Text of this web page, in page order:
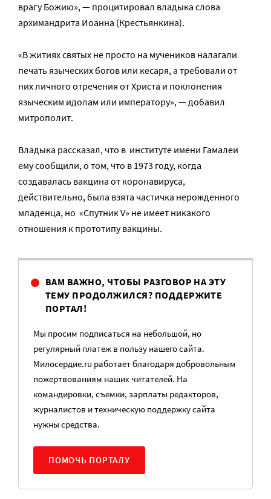
врагу Божию», — процитировал владыка слова
архимандрита Иоанна (Крестьянкина).
«В житиях святых не просто на мучеников налагали
печать языческих богов или кесаря, а требовали от
них личного отречения от Христа и поклонения
языческим идолам или императору», — добавил
митрополит.
Владыка рассказал, что в институте имени Гамалеи
ему сообщили, о том, что в 1973 году, когда
создавалась вакцина от коронавируса,
действительно, была взята частичка нерожденного
младенца, но «Спутник V» не имеет никакого
отношения к прототипу вакцины.
ВАМ ВАЖНО, ЧТОБЫ РАЗГОВОР НА ЭТУ
ТЕМУ ПРОДОЛЖИЛСЯ? ПОДДЕРЖИТЕ
ПОРТАЛ!
Мы просим подписаться на небольшой, но
регулярный платеж в пользу нашего сайта.
Милосердие.ru работает благодаря добровольным
пожертвованиям наших читателей. На
командировки, съемки, зарплаты редакторов,
журналистов и техническую поддержку сайта
нужны средства.
ПОМОЧЬ ПОРТАЛУ